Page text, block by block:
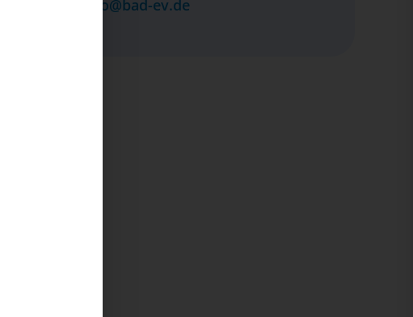
info@bad-ev.de